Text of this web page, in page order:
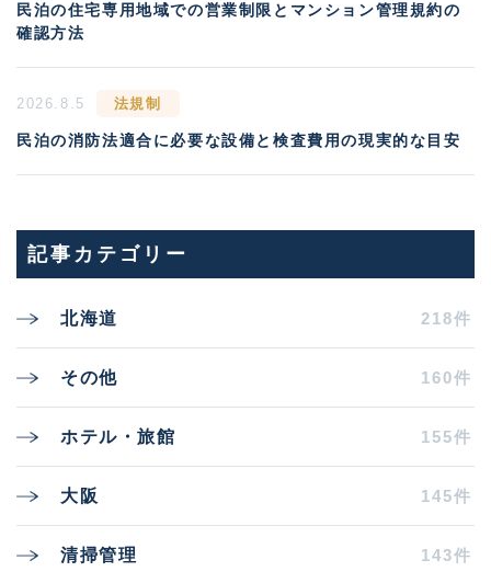
民泊の住宅専用地域での営業制限とマンション管理規約の
確認方法
2026.8.5 法規制
民泊の消防法適合に必要な設備と検査費用の現実的な目安
記事カテゴリー
北海道 218件
その他 160件
ホテル・旅館 155件
大阪 145件
清掃管理 143件